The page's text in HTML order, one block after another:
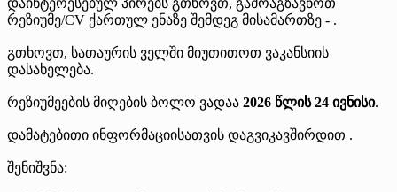
დაინტერესებულ პირებს გთხოვთ, გამოაგზავნოთ
რეზიუმე/CV ქართულ ენაზე შემდეგ მისამართზე - .
გთხოვთ, სათაურის ველში მიუთითოთ ვაკანსიის
დასახელება.
რეზიუმეების მიღების ბოლო ვადაა 2026 წლის 24 ივნისი.
დამატებითი ინფორმაციისათვის დაგვიკავშირდით .
შენიშვნა: